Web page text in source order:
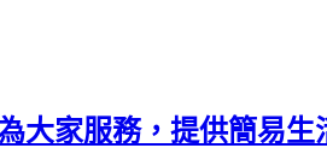
大家服務，提供簡易